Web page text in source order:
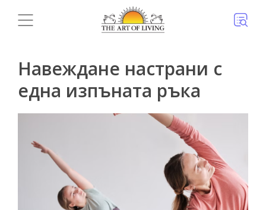
Навеждане настрани с
една изпъната ръка